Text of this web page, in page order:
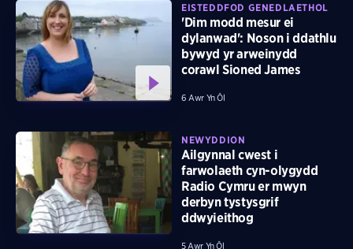
EISTEDDFOD GENEDLAETHOL
'Dim modd mesur ei
dylanwad': Noson i ddathlu
bywyd yr arweinydd
corawl Sioned James
6 Awr Yn Ôl
NEWYDDION
Ailgynnal cwest i
farwolaeth cyn-olygydd
Radio Cymru er mwyn
derbyn tystysgrif
ddwyieithog
5 Awr Yn Ôl